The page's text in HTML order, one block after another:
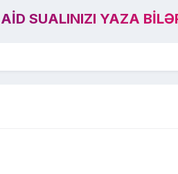
SUALINIZI YAZA